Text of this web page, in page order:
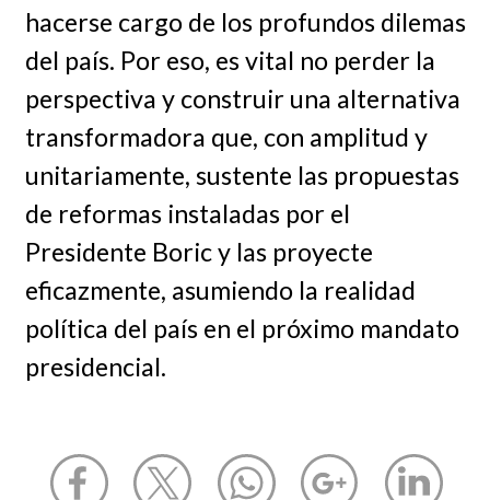
hacerse cargo de los profundos dilemas
del país. Por eso, es vital no perder la
perspectiva y construir una alternativa
transformadora que, con amplitud y
unitariamente, sustente las propuestas
de reformas instaladas por el
Presidente Boric y las proyecte
eficazmente, asumiendo la realidad
política del país en el próximo mandato
presidencial.